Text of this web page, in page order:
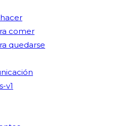
comer
quedarse
v1